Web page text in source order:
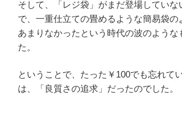
そして、「レジ袋」がまだ登場していな
で、一重仕立ての畳めるような簡易袋の
あまりなかったという時代の波のような
た。
ということで、たった￥100でも忘れて
は、「良質さの追求」だったのでした。